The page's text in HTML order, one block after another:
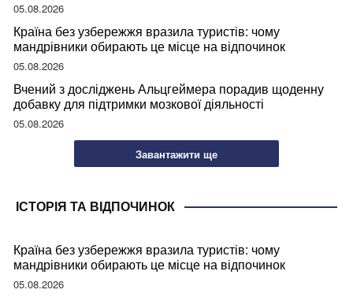
05.08.2026
Країна без узбережжя вразила туристів: чому
мандрівники обирають це місце на відпочинок
05.08.2026
Вчений з досліджень Альцгеймера порадив щоденну
добавку для підтримки мозкової діяльності
05.08.2026
Завантажити ще
ІСТОРІЯ ТА ВІДПОЧИНОК
Країна без узбережжя вразила туристів: чому
мандрівники обирають це місце на відпочинок
05.08.2026